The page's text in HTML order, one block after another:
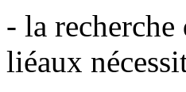
- la
liéaux